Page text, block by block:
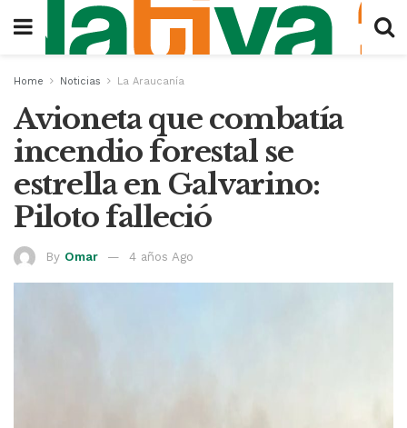
Home Noticias La Araucanía
Avioneta que combatía
incendio forestal se
estrella en Galvarino:
Piloto falleció
By Omar 4 años Ago